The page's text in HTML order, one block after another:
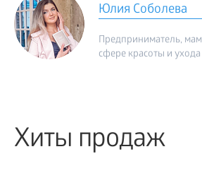
Юлия Соболева
Предприниматель,
сфере красоты и
Хиты продаж